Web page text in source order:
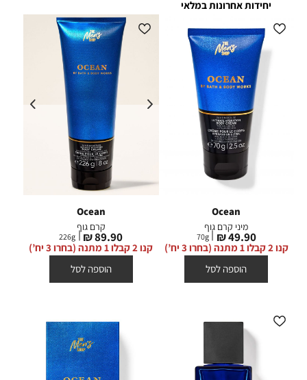
יחידות אחרונות במלאי
Ocean
מיני קרם גוף
מחיר
מוצר
49.90 ₪
70g
קנו 2 קבלו 1 מתנה (בחרו 3 יח’)
הוספה לסל
Ocean
קרם גוף
מחיר
מוצר
89.90 ₪
226g
קנו 2 קבלו 1 מתנה (בחרו 3 יח’)
הוספה לסל